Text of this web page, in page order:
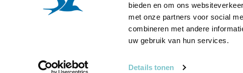
bieden en om ons
met onze partners voor social
combineren met andere
uw gebruik van hun services.
Details tonen